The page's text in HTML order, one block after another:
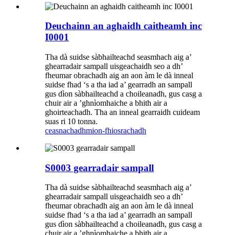
Deuchainn an aghaidh caitheamh inc
I0001
Tha dà suidse sàbhailteachd seasmhach aig a’
ghearradair sampall uisgeachaidh seo a dh’
fheumar obrachadh aig an aon àm le dà inneal
suidse fhad ‘s a tha iad a’ gearradh an sampall
gus dìon sàbhailteachd a choileanadh, gus casg a
chuir air a ’ghnìomhaiche a bhith air a
ghoirteachadh. Tha an inneal gearraidh cuideam
suas ri 10 tonna.
ceasnachadhmion-fhiosrachadh
S0003 gearradair sampall
Tha dà suidse sàbhailteachd seasmhach aig a’
ghearradair sampall uisgeachaidh seo a dh’
fheumar obrachadh aig an aon àm le dà inneal
suidse fhad ‘s a tha iad a’ gearradh an sampall
gus dìon sàbhailteachd a choileanadh, gus casg a